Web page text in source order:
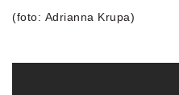
(foto: Adrianna Krupa)